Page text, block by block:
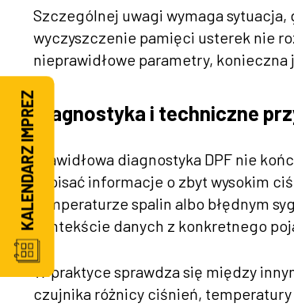
Szczególnej uwagi wymaga sytuacja,
wyczyszczenie pamięci usterek nie
nieprawidłowe parametry,
Diagnostyka i techniczne
Prawidłowa diagnostyka DPF nie
zapisać informacje o zbyt wysokim
temperaturze spalin albo błędnym
kontekście danych z konkretnego
W praktyce sprawdza się między
czujnika różnicy ciśnień,
KALENDARZ IMPREZ